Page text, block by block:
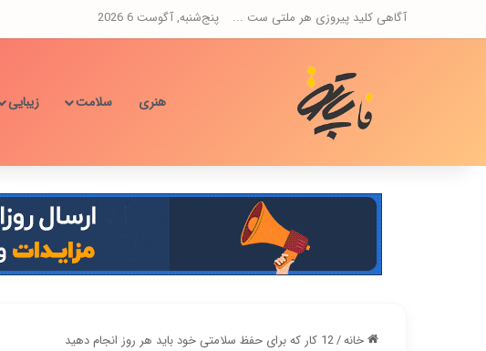
آگاهی کلید پیروزی هر ملتی ست ... پنج‌شنبه, آگوست 6 2026
هنری سلامت زیبایی
خانه/12 کار که برای حفظ سلامتی خود باید هر روز انجام دهید